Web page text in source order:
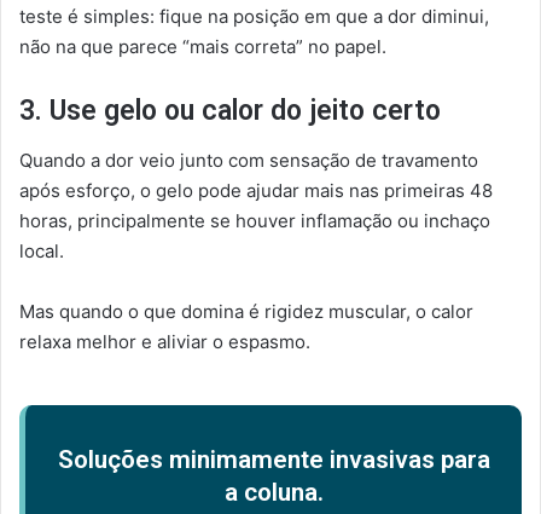
teste é simples: fique na posição em que a dor diminui,
não na que parece “mais correta” no papel.
3. Use gelo ou calor do jeito certo
Quando a dor veio junto com sensação de travamento
após esforço, o gelo pode ajudar mais nas primeiras 48
horas, principalmente se houver inflamação ou inchaço
local.
Mas quando o que domina é rigidez muscular, o calor
relaxa melhor e aliviar o espasmo.
Soluções minimamente invasivas para
a coluna.